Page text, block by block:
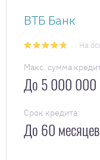
ВТБ Банк
На
Макс. сумма
До 5 000 000
Срок кредита:
До 60 месяцев